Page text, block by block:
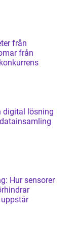
från
från
digital lösning
Hur sensorer